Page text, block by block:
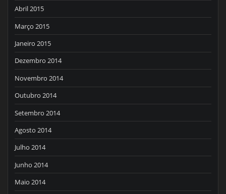
Abril 2015
Março 2015
Janeiro 2015
Dezembro 2014
Novembro 2014
Outubro 2014
Setembro 2014
Agosto 2014
Julho 2014
Junho 2014
Maio 2014